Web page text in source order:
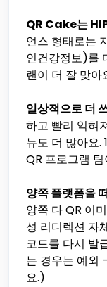
QR Cake는
언스 형태로는
인건강정보)를
랜이 더 잘 맞아
일상적으로 더
하고 빨리 익혀
뉴도 더 많아요.
QR 프로그램
양쪽 플랫폼을
양쪽 다 QR 이
성 리디렉션 자
코드를 다시 발
는 경우는 예외
요.)